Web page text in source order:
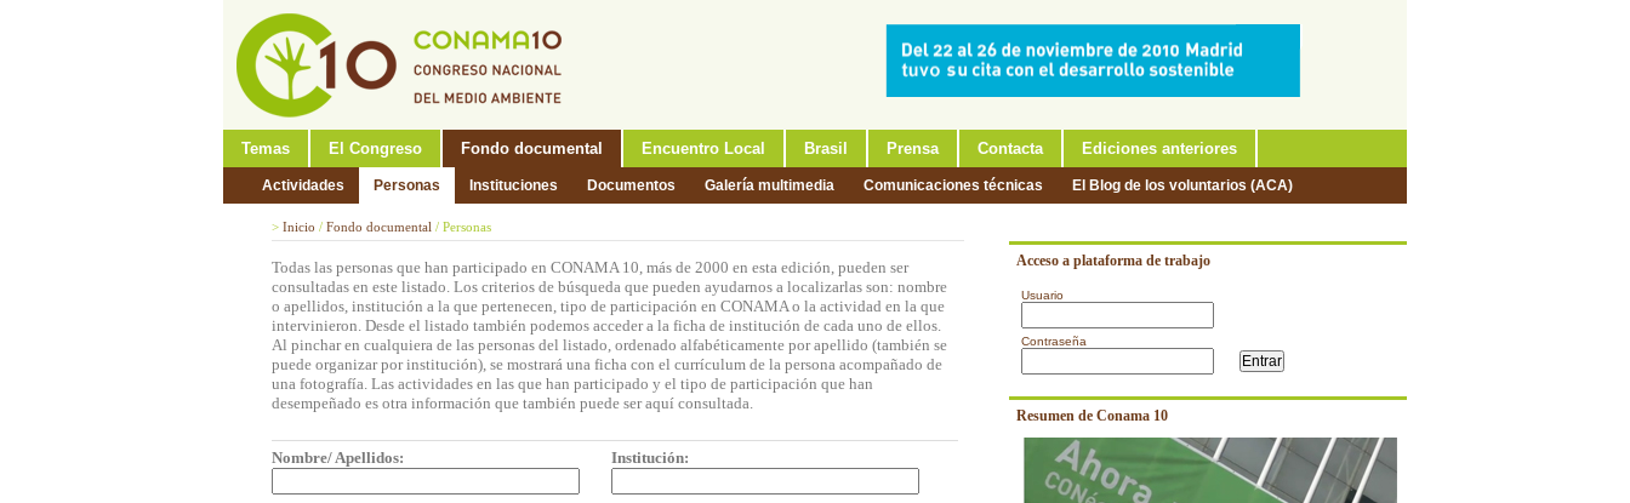
Temas El Congreso Fondo documental Encuentro Local Brasil Prensa Contacta Ediciones anteriores
Actividades Personas Instituciones Documentos Galería multimedia Comunicaciones técnicas El Blog de los voluntarios (ACA)
Acceso a plataforma de trabajo
Usuario
Contraseña
Resumen de Conama 10
> Inicio / Fondo documental / Personas
Todas las personas que han participado en CONAMA 10, más de 2000 en esta edición, pueden ser
consultadas en este listado. Los criterios de búsqueda que pueden ayudarnos a localizarlas son: nombre
o apellidos, institución a la que pertenecen, tipo de participación en CONAMA o la actividad en la que
intervinieron. Desde el listado también podemos acceder a la ficha de institución de cada uno de ellos.
Al pinchar en cualquiera de las personas del listado, ordenado alfabéticamente por apellido (también se
puede organizar por institución), se mostrará una ficha con el currículum de la persona acompañado de
una fotografía. Las actividades en las que han participado y el tipo de participación que han
desempeñado es otra información que también puede ser aquí consultada.
Nombre/ Apellidos: Institución: